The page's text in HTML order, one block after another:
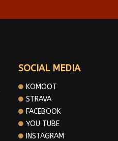
SOCIAL MEDIA
KOMOOT
STRAVA
FACEBOOK
YOU TUBE
INSTAGRAM